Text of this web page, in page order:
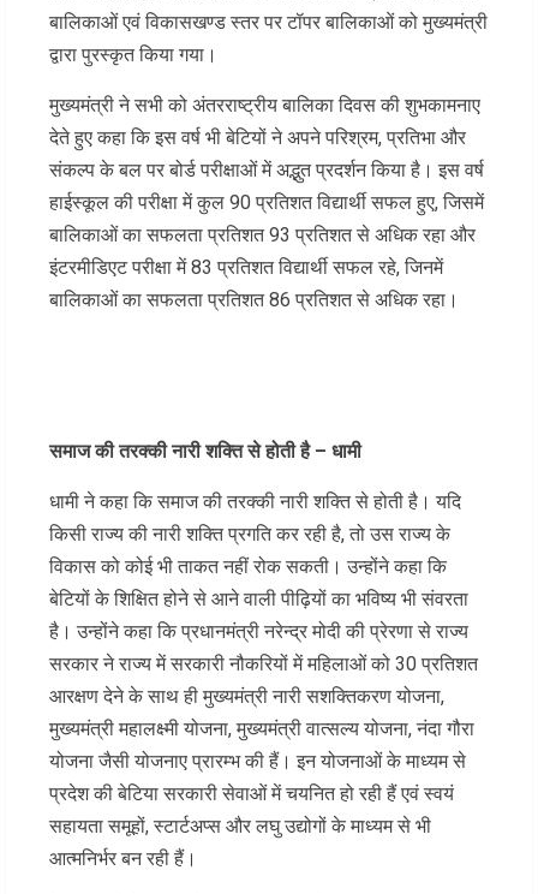
बालिकाओं एवं विकासखण्ड स्तर पर टॉपर बालिकाओं को मुख्यमंत्री
द्वारा पुरस्कृत किया गया।
मुख्यमंत्री ने सभी को अंतरराष्ट्रीय बालिका दिवस की शुभकामनाए
देते हुए कहा कि इस वर्ष भी बेटियों ने अपने परिश्रम, प्रतिभा और
संकल्प के बल पर बोर्ड परीक्षाओं में अद्भुत प्रदर्शन किया है। इस वर्ष
हाईस्कूल की परीक्षा में कुल 90 प्रतिशत विद्यार्थी सफल हुए, जिसमें
बालिकाओं का सफलता प्रतिशत 93 प्रतिशत से अधिक रहा और
इंटरमीडिएट परीक्षा में 83 प्रतिशत विद्यार्थी सफल रहे, जिनमें
बालिकाओं का सफलता प्रतिशत 86 प्रतिशत से अधिक रहा।
समाज की तरक्की नारी शक्ति से होती है – धामी
धामी ने कहा कि समाज की तरक्की नारी शक्ति से होती है। यदि
किसी राज्य की नारी शक्ति प्रगति कर रही है, तो उस राज्य के
विकास को कोई भी ताकत नहीं रोक सकती। उन्होंने कहा कि
बेटियों के शिक्षित होने से आने वाली पीढ़ियों का भविष्य भी संवरता
है। उन्होंने कहा कि प्रधानमंत्री नरेन्द्र मोदी की प्रेरणा से राज्य
सरकार ने राज्य में सरकारी नौकरियों में महिलाओं को 30 प्रतिशत
आरक्षण देने के साथ ही मुख्यमंत्री नारी सशक्तिकरण योजना,
मुख्यमंत्री महालक्ष्मी योजना, मुख्यमंत्री वात्सल्य योजना, नंदा गौरा
योजना जैसी योजनाए प्रारम्भ की हैं। इन योजनाओं के माध्यम से
प्रदेश की बेटिया सरकारी सेवाओं में चयनित हो रही हैं एवं स्वयं
सहायता समूहों, स्टार्टअप्स और लघु उद्योगों के माध्यम से भी
आत्मनिर्भर बन रही हैं।